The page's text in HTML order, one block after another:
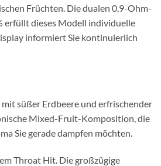
Früchten. Die dualen 0,9-Ohm-
erfüllt dieses Modell individuelle
informiert Sie kontinuierlich
süßer Erdbeere und erfrischender
Mixed-Fruit-Komposition, die
Sie gerade dampfen möchten.
Throat Hit. Die großzügige